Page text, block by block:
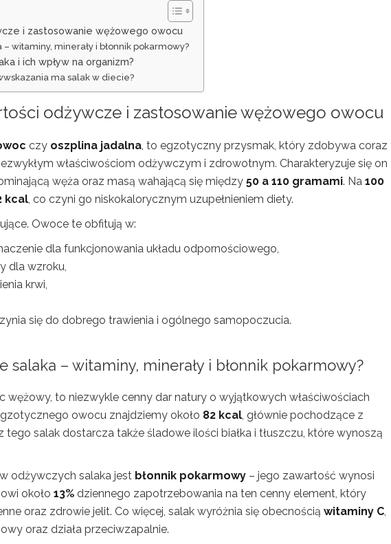
i zastosowanie wężowego owocu
witaminy, minerały i błonnik pokarmowy?
i ich wpływ na organizm?
ma salak w diecie?
odżywcze i zastosowanie wężowego owocu
czy oszplina jadalna, to egzotyczny przysmak, który zdobywa coraz
właściwościom odżywczym i zdrowotnym. Charakteryzuje się on
węża oraz masą wahającą się między 50 a 110 gramami. Na 100
kcal, co czyni go niskokalorycznym uzupełnieniem diety.
Owoce te obfitują w:
dla funkcjonowania układu odpornościowego,
dla wzroku,
krwi,
się do dobrego trawienia i ogólnego samopoczucia.
salaka – witaminy, minerały i błonnik pokarmowy?
wężowy, to niezwykle cenny dar natury o wyjątkowych właściwościach
owocu znajdziemy około 82 kcal, głównie pochodzące z
tego salak dostarcza także śladowe ilości białka i tłuszczu, które wynoszą
odżywczych salaka jest błonnik pokarmowy – jego zawartość wynosi
około 13% dziennego zapotrzebowania na ten cenny element, który
oraz zdrowie jelit. Co więcej, salak wyróżnia się obecnością witaminy C,
oraz działa przeciwzapalnie.